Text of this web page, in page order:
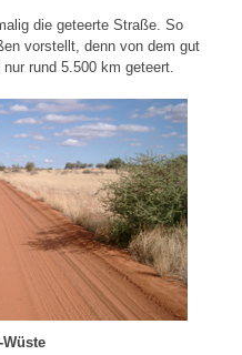
die geteerte Straße. So
vorstellt, denn von dem gut
rund 5.500 km geteert.
Wüste